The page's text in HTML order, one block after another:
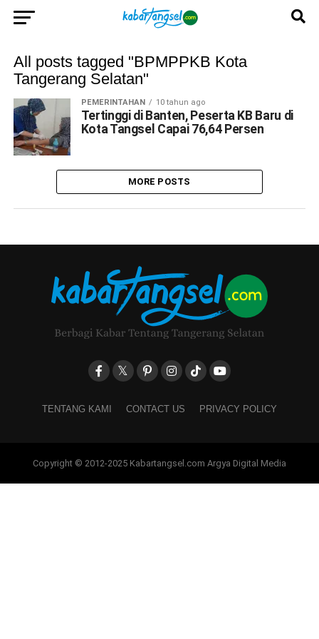
All posts tagged "BPMPPKB Kota
Tangerang Selatan"
PEMERINTAHAN 10 tahun ago
Tertinggi di Banten, Peserta KB Baru di
Kota Tangsel Capai 76,64 Persen
MORE POSTS
TENTANG KAMI CONTACT US PRIVACY POLICY
Copyright © 2012-2025 Kabartangsel.com Argya Digital Media